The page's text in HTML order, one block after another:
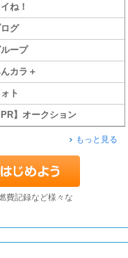
ね！
グ
ープ
カラ＋
ト
PR】オークション
もっと見る
費記録など様々な